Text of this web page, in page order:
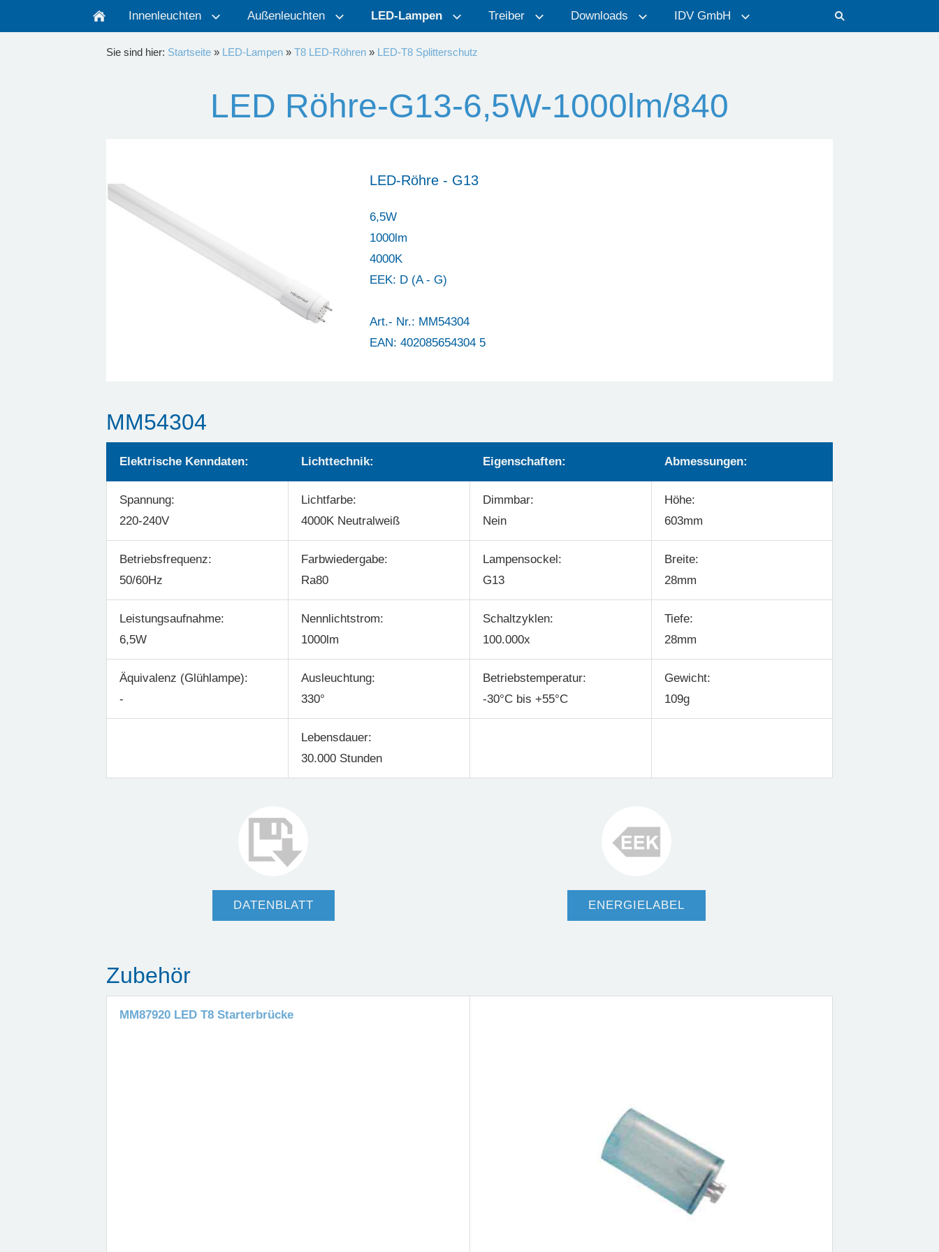
Innenleuchten Außenleuchten LED-Lampen Treiber Downloads IDV GmbH
Sie sind hier: Startseite » LED-Lampen » T8 LED-Röhren » LED-T8 Splitterschutz
LED Röhre-G13-6,5W-1000lm/840
LED-Röhre - G13
6,5W
1000lm
4000K
EEK: D (A - G)
Art.- Nr.: MM54304
EAN: 402085654304 5
MM54304
Elektrische Kenndaten: Lichttechnik: Eigenschaften: Abmessungen:
Spannung:
220-240V
Lichtfarbe:
4000K Neutralweiß
Dimmbar:
Nein
Höhe:
603mm
Betriebsfrequenz:
50/60Hz
Farbwiedergabe:
Ra80
Lampensockel:
G13
Breite:
28mm
Leistungsaufnahme:
6,5W
Nennlichtstrom:
1000lm
Schaltzyklen:
100.000x
Tiefe:
28mm
Äquivalenz (Glühlampe):
-
Ausleuchtung:
330°
Betriebstemperatur:
-30°C bis +55°C
Gewicht:
109g
Lebensdauer:
30.000 Stunden
DATENBLATT ENERGIELABEL
Zubehör
MM87920 LED T8 Starterbrücke